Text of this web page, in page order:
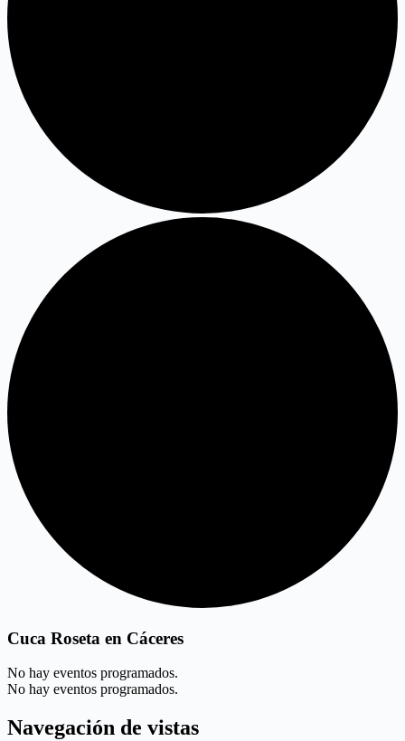
Cuca Roseta en Cáceres
No hay eventos programados.
No hay eventos programados.
Navegación de vistas